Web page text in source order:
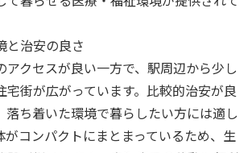
と治安の良さ
アクセスが良い一方で、駅周辺から少し
宅街が広がっています。比較的治安が良
落ち着いた環境で暮らしたい方には適し
がコンパクトにまとまっているため、生